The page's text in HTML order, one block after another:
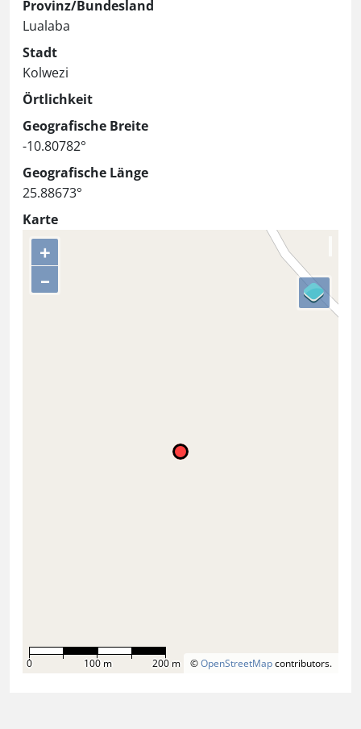
Provinz/Bundesland
Lualaba
Stadt
Kolwezi
Örtlichkeit
Geografische Breite
-10.80782°
Geografische Länge
25.88673°
Karte
+
–
©OpenStreetMapcontributors.
0 100 m 200 m